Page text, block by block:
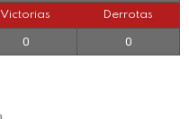
Victorias Derrotas
0 0